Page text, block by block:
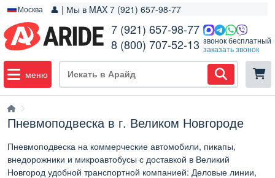
Москва 👤 | Мы в MAX 7 (921) 657-98-77
7 (921) 657-98-77
8 (800) 707-52-13 звонок бесплатный
заказать звонок
меню
Пневмоподвеска в г. Великом Новгороде
Пневмоподвеска на коммерческие автомобили, пикапы,
внедорожники и микроавтобусы с доставкой в Великий
Новгород удобной транспортной компанией: Деловые линии,